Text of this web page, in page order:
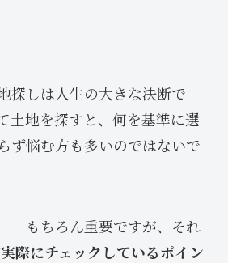
探しは人生の大きな決断で
土地を探すと、何を基準に選
ず悩む方も多いのではないで
もちろん重要ですが、それ
実際にチェックしているポイン